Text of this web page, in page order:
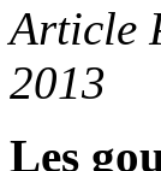
Article
2013
Les